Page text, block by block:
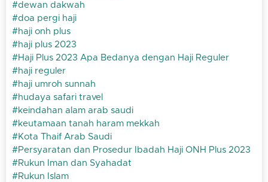
dewan dakwah
doa pergi haji
haji onh plus
haji plus 2023
Haji Plus 2023 Apa Bedanya dengan Haji Reguler
haji reguler
haji umroh sunnah
hudaya safari travel
keindahan alam arab saudi
keutamaan tanah haram mekkah
Kota Thaif Arab Saudi
Persyaratan dan Prosedur Ibadah Haji ONH Plus 2023
Rukun Iman dan Syahadat
Rukun Islam